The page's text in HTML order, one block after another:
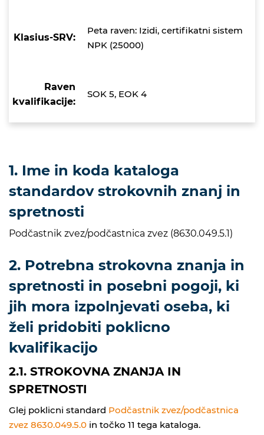
Klasius-SRV:
Peta raven: Izidi, certifikatni sistem
NPK (25000)
Raven
kvalifikacije:
SOK 5, EOK 4
1. Ime in koda kataloga
standardov strokovnih znanj in
spretnosti
Podčastnik zvez/podčastnica zvez (8630.049.5.1)
2. Potrebna strokovna znanja in
spretnosti in posebni pogoji, ki
jih mora izpolnjevati oseba, ki
želi pridobiti poklicno
kvalifikacijo
2.1. STROKOVNA ZNANJA IN
SPRETNOSTI
Glej poklicni standard Podčastnik zvez/podčastnica
zvez 8630.049.5.0 in točko 11 tega kataloga.